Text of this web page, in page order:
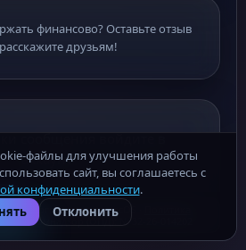
финансово? Оставьте отзыв
друзьям!
сообщения войдите в
аккаунт
Регистрация
программы для macOS ·
· Роскомнадзор (ОПД): № 32-26-014202
файлы для улучшения работы
сайт, вы соглашаетесь с
конфиденциальности.
Отклонить